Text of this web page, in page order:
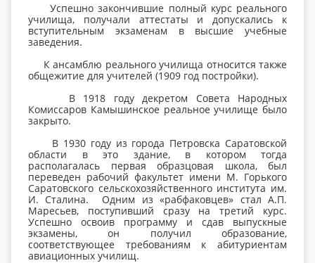
Успешно закончившие полный курс реального
училища, получали аттестаты и допускались к
вступительным экзаменам в высшие учебные
заведения.
К ансамблю реального училища относится также
общежитие для учителей (1909 год постройки).
В 1918 году декретом Совета Народных
Комиссаров Камышинское реальное училище было
закрыто.
В 1930 году из города Петровска Саратовской
области в это здание, в котором тогда
располагалась первая образцовая школа, был
переведен рабочий факультет имени М. Горького
Саратовского сельскохозяйственного института им.
И. Сталина. Одним из «рабфаковцев» стал А.П.
Маресьев, поступивший сразу на третий курс.
Успешно освоив программу и сдав выпускные
экзамены, он получил образование,
соответствующее требованиям к абитуриентам
авиационных училищ.